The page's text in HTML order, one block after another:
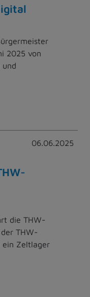
2025 von
06.06.2025
die THW-
THW-
ein Zeltlager